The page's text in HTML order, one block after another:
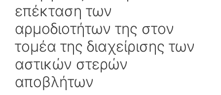
επέκταση των
αρμοδιοτήτων της στον
τομέα της διαχείρισης των
αστικών στερών
αποβλήτων